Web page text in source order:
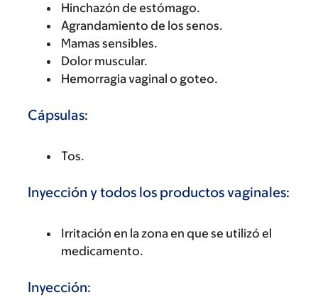
Hinchazón de estómago.
Agrandamiento de los senos.
Mamas sensibles.
Dolor muscular.
Hemorragia vaginal o goteo.
Cápsulas:
Tos.
Inyección y todos los productos vaginales:
Irritación en la zona en que se utilizó el
medicamento.
Inyección: